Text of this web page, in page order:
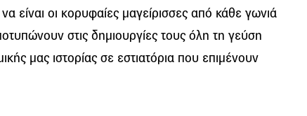
είναι οι κορυφαίες μαγείρισσες από κάθε γωνιά
στις δημιουργίες τους όλη τη γεύση
μας ιστορίας σε εστιατόρια που επιμένουν